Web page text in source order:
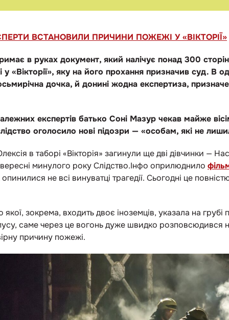
ВСТАНОВИЛИ ПРИЧИНИ ПОЖЕЖІ У «ВІКТОРІЇ»
в руках документ, який налічує понад 300
«Вікторії», яку на його прохання призначив суд. В
дочка, й донині жодна експертиза,
експертів батько Соні Мазур чекав майже
оголосило нові підозри — «особам, які не
в таборі «Вікторія» загинули ще дві дівчинки —
вересні минулого року Слідство.Інфо оприлюднило
опинилися не всі винуватці трагедії. Сьогодні це
якої, зокрема, входить двоє іноземців, указала на
саме через це вогонь дуже швидко розповсюдився
причину пожежі.